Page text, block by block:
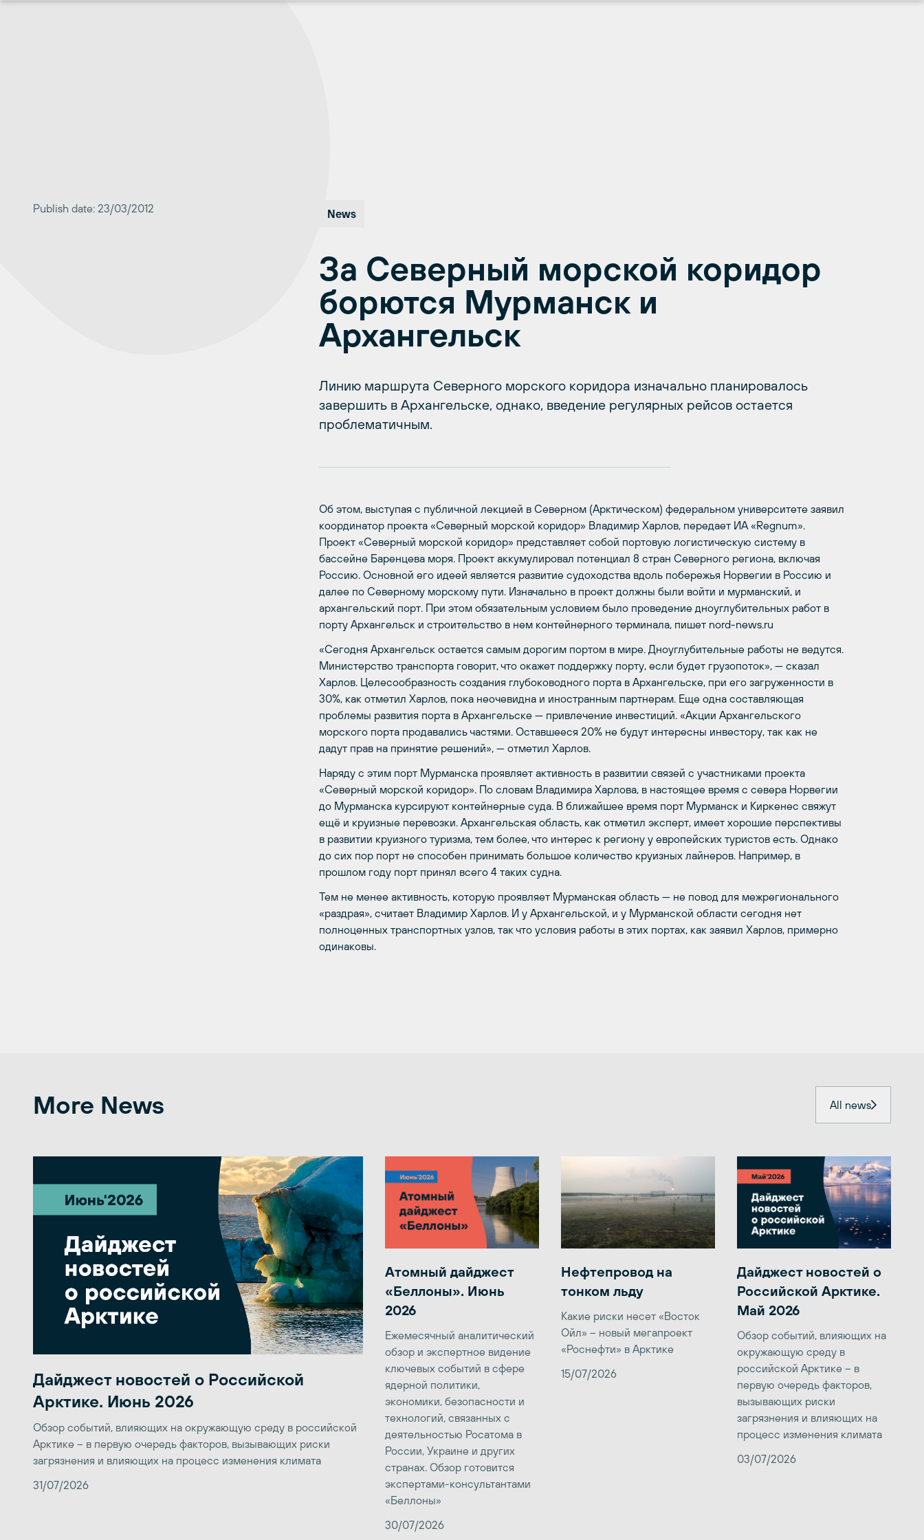
Publish date: 23/03/2012 News
За Северный морской коридор
борются Мурманск и
Архангельск
Линию маршрута Северного морского коридора изначально планировалось
завершить в Архангельске, однако, введение регулярных рейсов остается
проблематичным.
Об этом, выступая с публичной лекцией в Северном (Арктическом) федеральном университете заявил
координатор проекта «Северный морской коридор» Владимир Харлов, передает ИА «Regnum».
Проект «Северный морской коридор» представляет собой портовую логистическую систему в
бассейне Баренцева моря. Проект аккумулировал потенциал 8 стран Северного региона, включая
Россию. Основной его идеей является развитие судоходства вдоль побережья Норвегии в Россию и
далее по Северному морскому пути. Изначально в проект должны были войти и мурманский, и
архангельский порт. При этом обязательным условием было проведение дноуглубительных работ в
порту Архангельск и строительство в нем контейнерного терминала, пишет nord-news.ru
«Сегодня Архангельск остается самым дорогим портом в мире. Дноуглубительные работы не ведутся.
Министерство транспорта говорит, что окажет поддержку порту, если будет грузопоток», — сказал
Харлов. Целесообразность создания глубоководного порта в Архангельске, при его загруженности в
30%, как отметил Харлов, пока неочевидна и иностранным партнерам. Еще одна составляющая
проблемы развития порта в Архангельске — привлечение инвестиций. «Акции Архангельского
морского порта продавались частями. Оставшееся 20% не будут интересны инвестору, так как не
дадут прав на принятие решений», — отметил Харлов.
Наряду с этим порт Мурманска проявляет активность в развитии связей с участниками проекта
«Северный морской коридор». По словам Владимира Харлова, в настоящее время с севера Норвегии
до Мурманска курсируют контейнерные суда. В ближайшее время порт Мурманск и Киркенес свяжут
ещё и круизные перевозки. Архангельская область, как отметил эксперт, имеет хорошие перспективы
в развитии круизного туризма, тем более, что интерес к региону у европейских туристов есть. Однако
до сих пор порт не способен принимать большое количество круизных лайнеров. Например, в
прошлом году порт принял всего 4 таких судна.
Тем не менее активность, которую проявляет Мурманская область — не повод для межрегионального
«раздрая», считает Владимир Харлов. И у Архангельской, и у Мурманской области сегодня нет
полноценных транспортных узлов, так что условия работы в этих портах, как заявил Харлов, примерно
одинаковы.
More News All news
Дайджест новостей о Российской
Арктике. Июнь 2026
Обзор событий, влияющих на окружающую среду в российской
Арктике – в первую очередь факторов, вызывающих риски
загрязнения и влияющих на процесс изменения климата
31/07/2026
Атомный дайджест
«Беллоны». Июнь
2026
Ежемесячный аналитический
обзор и экспертное видение
ключевых событий в сфере
ядерной политики,
экономики, безопасности и
технологий, связанных с
деятельностью Росатома в
России, Украине и других
странах. Обзор готовится
экспертами-консультантами
«Беллоны»
30/07/2026
Нефтепровод на
тонком льду
Какие риски несет «Восток
Ойл» – новый мегапроект
«Роснефти» в Арктике
15/07/2026
Дайджест новостей о
Российской Арктике.
Май 2026
Обзор событий, влияющих на
окружающую среду в
российской Арктике – в
первую очередь факторов,
вызывающих риски
загрязнения и влияющих на
процесс изменения климата
03/07/2026